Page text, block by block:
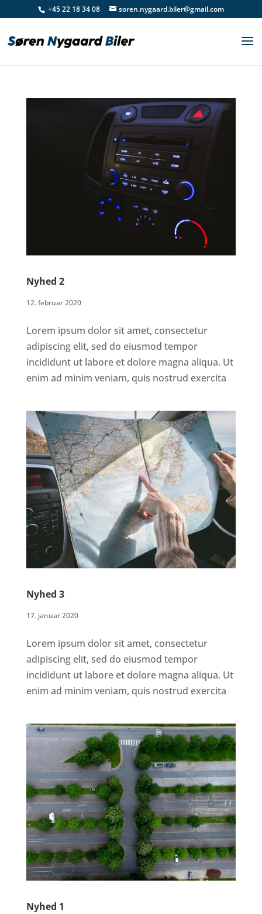
+45 22 18 34 08 soren.nygaard.biler@gmail.com
Nyhed 2
12. februar 2020
Lorem ipsum dolor sit amet, consectetur
adipiscing elit, sed do eiusmod tempor
incididunt ut labore et dolore magna aliqua. Ut
enim ad minim veniam, quis nostrud exercita
Nyhed 3
17. januar 2020
Lorem ipsum dolor sit amet, consectetur
adipiscing elit, sed do eiusmod tempor
incididunt ut labore et dolore magna aliqua. Ut
enim ad minim veniam, quis nostrud exercita
Nyhed 1